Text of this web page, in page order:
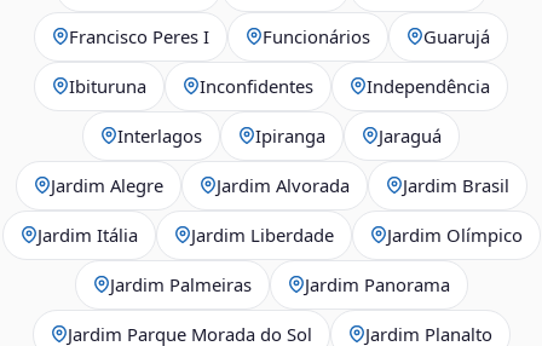
Francisco Peres I Funcionários Guarujá
Ibituruna Inconfidentes Independência
Interlagos Ipiranga Jaraguá
Jardim Alegre Jardim Alvorada Jardim Brasil
Jardim Itália Jardim Liberdade Jardim Olímpico
Jardim Palmeiras Jardim Panorama
Jardim Parque Morada do Sol Jardim Planalto